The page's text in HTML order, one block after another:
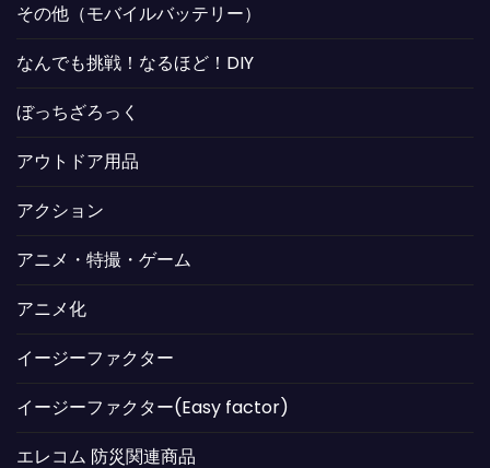
その他（モバイルバッテリー）
なんでも挑戦！なるほど！DIY
ぼっちざろっく
アウトドア用品
アクション
アニメ・特撮・ゲーム
アニメ化
イージーファクター
イージーファクター(Easy factor)
エレコム 防災関連商品